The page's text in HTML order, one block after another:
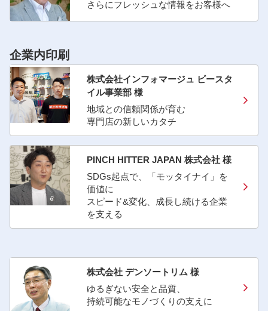
さらにフレッシュな情報をお客様へ
企業内印刷
株式会社インフォマージュ ビースタ
イル事業部 様
地域との信頼関係が育む
専門店の新しいカタチ
PINCH HITTER JAPAN 株式会社 様
SDGs起点で、「モッタイナイ」を
価値に
スピード&変化、成長し続ける企業
を支える
株式会社 デンソートリム 様
ゆるぎない安全と品質、
持続可能なモノづくりの支えに